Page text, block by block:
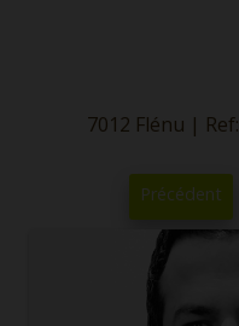
7012 Flénu | Ref:
Précédent